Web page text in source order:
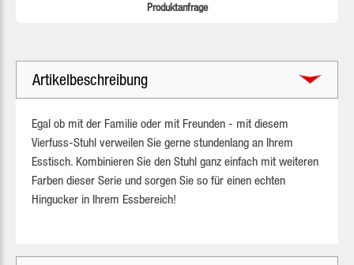
Produktanfrage
Artikelbeschreibung
Egal ob mit der Familie oder mit Freunden - mit diesem
Vierfuss-Stuhl verweilen Sie gerne stundenlang an Ihrem
Esstisch. Kombinieren Sie den Stuhl ganz einfach mit weiteren
Farben dieser Serie und sorgen Sie so für einen echten
Hingucker in Ihrem Essbereich!